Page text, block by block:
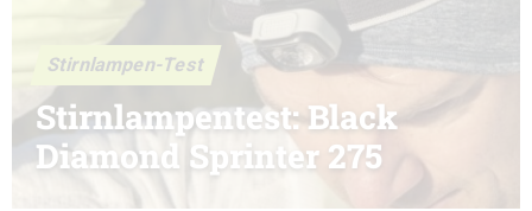
Stirnlampen-Test
Stirnlampentest: Black
Diamond Sprinter 275